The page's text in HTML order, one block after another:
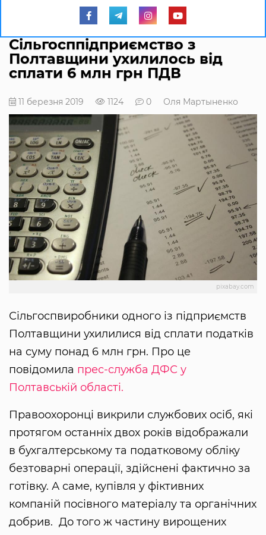
Сільгосппідприємство з
Полтавщини ухилилось від
сплати 6 млн грн ПДВ
11 березня 2019 1124 0 Оля Мартыненко
pixabay.com
Сільгоспвиробники одного із підприємств
Полтавщини ухилилися від сплати податків
на суму понад 6 млн грн. Про це
повідомила прес-служба ДФС у
Полтавській області.
Правоохоронці викрили службових осіб, які
протягом останніх двох років відображали
в бухгалтерському та податковому обліку
безтоварні операції, здійснені фактично за
готівку. А саме, купівля у фіктивних
компаній посівного матеріалу та органічних
добрив. До того ж частину вирощених